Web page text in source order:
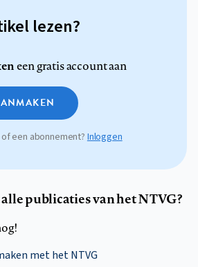
lezen?
een gratis account aan
een abonnement? Inloggen
publicaties van het NTVG?
met het NTVG